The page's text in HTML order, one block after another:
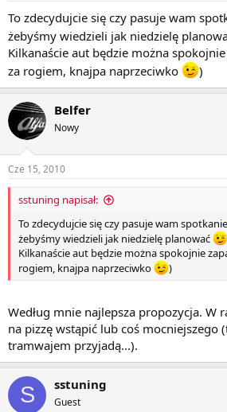
To zdecydujcie się czy pasuje wam
żebyśmy wiedzieli jak niedzielę
Kilkanaście aut będzie można
za rogiem, knajpa naprzeciwko
)
Belfer
Nowy
Cze 15, 2010
sstuning napisał:
To zdecydujcie się czy pasuje wam
żebyśmy wiedzieli jak niedzielę planować
Kilkanaście aut będzie można spokojnie
rogiem, knajpa naprzeciwko
)
Według mnie najlepsza propozycja. W
na pizzę wstąpić lub coś mocniejszego
tramwajem przyjadą...).
S sstuning
Guest